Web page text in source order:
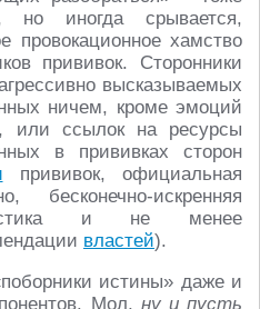
но иногда срывается,
провокационное хамство
прививок. Сторонники
высказываемых
ничем, кроме эмоций
или ссылок на ресурсы
в прививках сторон
прививок, официальная
искренняя
и не менее
властей).
истины» даже и
Мол, ну и пусть